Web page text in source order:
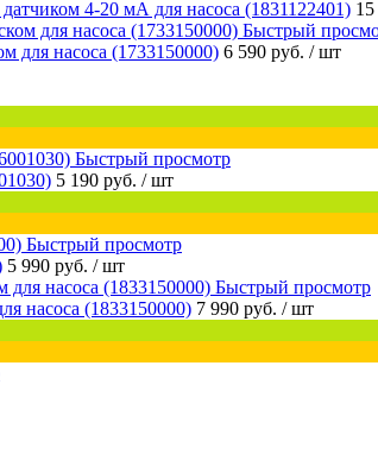
4-20 мА для насоса (1831122401)
Быстрый
для насоса (1733150000) 6 590 руб. / шт
Быстрый просмотр
5 190 руб. / шт
Быстрый просмотр
5 990 руб. / шт
Быстрый просмотр
насоса (1833150000) 7 990 руб. / шт